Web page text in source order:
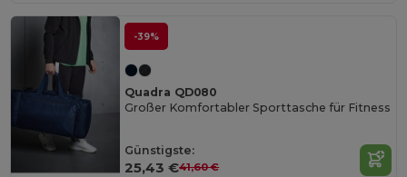
-39%
Quadra QD080
Großer Komfortabler Sporttasche für Fitness
Günstigste:
25,43 €41,60 €